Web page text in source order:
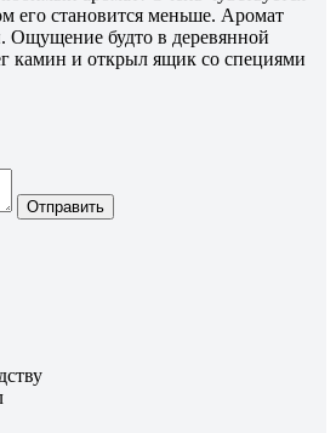
его становится меньше. Аромат
будто в деревянной
камин и открыл ящик со специями
Отправить